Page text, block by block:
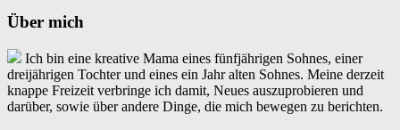
Über mich
Ich bin eine kreative Mama eines fünfjährigen Sohnes, einer
dreijährigen Tochter und eines ein Jahr alten Sohnes. Meine derzeit
knappe Freizeit verbringe ich damit, Neues auszuprobieren und
darüber, sowie über andere Dinge, die mich bewegen zu berichten.